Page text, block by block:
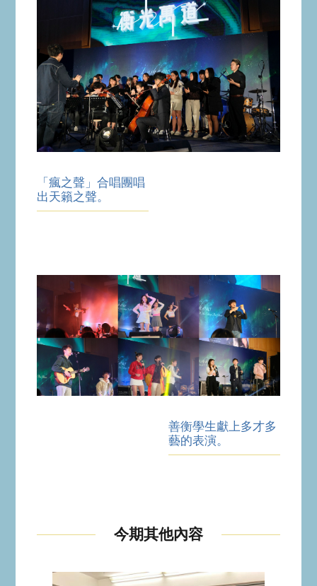
「瘋之聲」合唱團唱
出天籟之聲。
善衡學生獻上多才多
藝的表演。
今期其他內容